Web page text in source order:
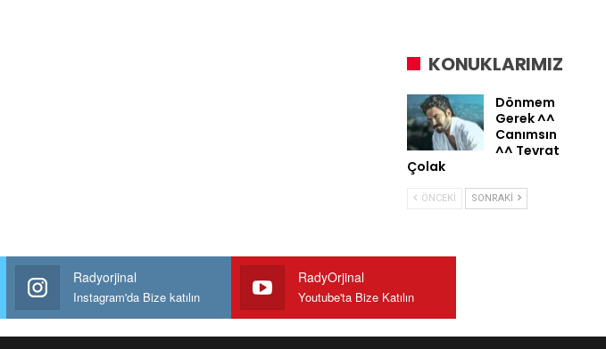
KONUKLARIMIZ
Dönmem
Gerek ^^
Canımsın
^^ Tevrat
Çolak
ÖNCEKI SONRAKI
Radyorjinal
Instagram'da Bize katılın
RadyOrjinal
Youtube'ta Bize Katılın